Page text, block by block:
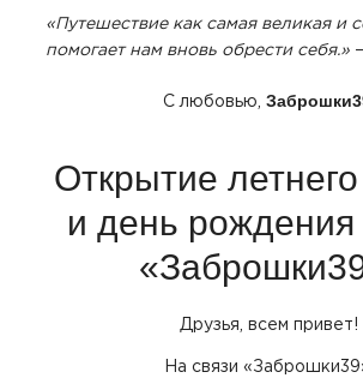
«Путешествиекак самая великая и
помогает нам вновь обрести себя.»
С любовью,
Открытие
и день рождения
Друзья, всем привет!
На связи «Заброшки39